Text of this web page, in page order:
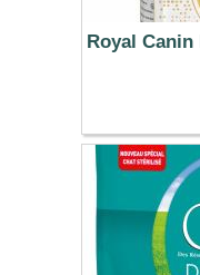
Royal